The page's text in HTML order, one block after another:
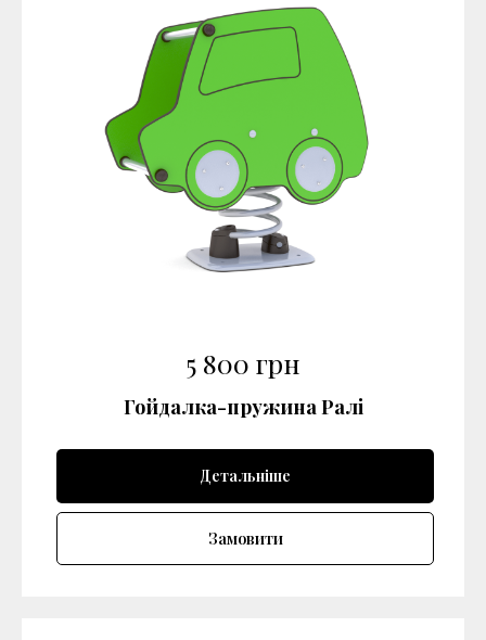
5 800 грн
Гойдалка-пружина Ралі
Детальніше
Замовити